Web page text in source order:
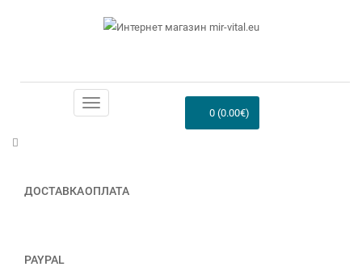
ДОСТАВКАОПЛАТА
PAYPAL
0 (0.00€)